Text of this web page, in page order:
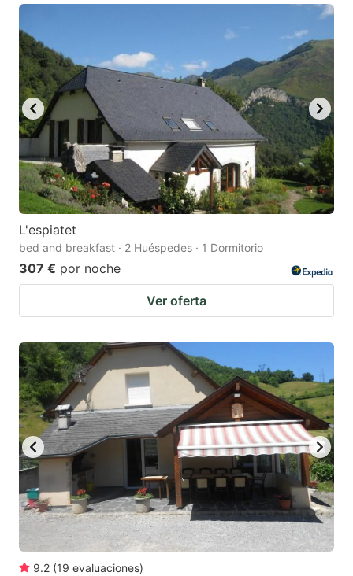
L'espiatet
bed and breakfast · 2 Huéspedes · 1 Dormitorio
307 € por noche
Ver oferta
9.2 (19 evaluaciones)